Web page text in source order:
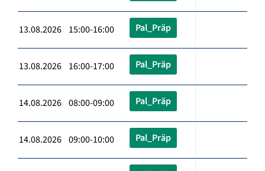
13.08.2026 15:00-16:00 Pal_Präp
13.08.2026 16:00-17:00 Pal_Präp
14.08.2026 08:00-09:00 Pal_Präp
14.08.2026 09:00-10:00 Pal_Präp